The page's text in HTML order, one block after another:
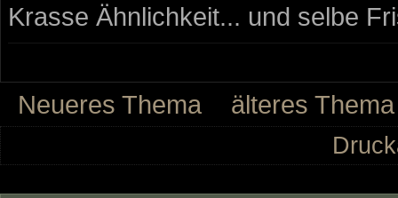
Krasse Ähnlichkeit... und selbe
Neueres Thema älteres Thema